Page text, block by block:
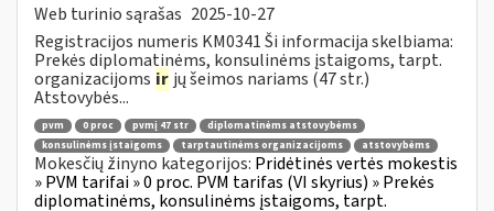
Web turinio sąrašas 2025-10-27
Registracijos numeris KM0341 Ši informacija skelbiama:
Prekės diplomatinėms, konsulinėms įstaigoms, tarpt.
organizacijoms ir jų šeimos nariams (47 str.)
Atstovybės...
pvm 0 proc pvmį 47 str
diplomatinėms atstovybėms
konsulinėms įstaigoms
tarptautinėms organizacijoms atstovybėms
Mokesčių žinyno kategorijos: Pridėtinės vertės mokestis
» PVM tarifai » 0 proc. PVM tarifas (VI skyrius) » Prekės
diplomatinėms, konsulinėms įstaigoms, tarpt.